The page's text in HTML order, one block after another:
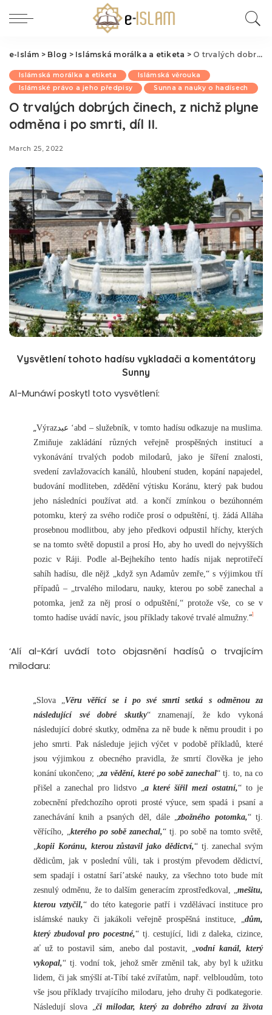
e-Islám > Blog > Islámská morálka a etiketa > O trvalých dobrých činech, z nichž plyne odměna i po smrti, díl II.
Islámská morálka a etiketa
Islámská věrouka
Islámské právo a jeho předpisy
Sunna a nauky o hadísech
O trvalých dobrých činech, z nichž plyne
odměna i po smrti, díl II.
March 25, 2022
Vysvětlení tohoto hadísu vykladači a komentátory
Sunny
Al-Munáwí poskytl toto vysvětlení:
„Výrazعبد ‘abd – služebník, v tomto hadísu odkazuje na muslima.
Zmiňuje zakládání různých veřejně prospěšných institucí a
vykonávání trvalých podob milodarů, jako je šíření znalosti,
svedení zavlažovacích kanálů, hloubení studen, kopání napajedel,
budování modliteben, zdědění výtisku Koránu, který pak budou
jeho následníci používat atd. a končí zmínkou o bezúhonném
potomku, který za svého rodiče prosí o odpuštění, tj. žádá Alláha
prosebnou modlitbou, aby jeho předkovi odpustil hříchy, kterých
se na tomto světě dopustil a prosí Ho, aby ho uvedl do nejvyšších
pozic v Ráji. Podle al-Bejhekího tento hadís nijak neprotiřečí
sahíh hadísu, dle nějž „když syn Adamův zemře,“ s výjimkou tří
případů – „trvalého milodaru, nauky, kterou po sobě zanechal a
potomka, jenž za něj prosí o odpuštění,“ protože vše, co se v
tomto hadíse uvádí navíc, jsou příklady takové trvalé almužny.“1
‘Alí al-Kárí uvádí toto objasnění hadísů o trvajícím
milodaru:
„Slova „ Věru věřící se i po své smrti setká s odměnou za
následující své dobré skutky“ znamenají, že kdo vykoná
následující dobré skutky, odměna za ně bude k němu proudit i po
jeho smrti. Pak následuje jejich výčet v podobě příkladů, které
jsou výjimkou z obecného pravidla, že smrtí člověka je jeho
konání ukončeno; „za vědění, které po sobě zanechal“ tj. to, na co
přišel a zanechal pro lidstvo „ a které šířil mezi ostatní,“ to je
zobecnění předchozího oproti prosté výuce, sem spadá i psaní a
zanechávání knih a psaných děl, dále „zbožného potomka,“ tj.
věřícího, „ kterého po sobě zanechal,“ tj. po sobě na tomto světě,
kopii Koránu, kterou zůstavil jako dědictví,“ tj. zanechal svým
dědicům, jak v poslední vůli, tak i prostým převodem dědictví,
sem spadají i ostatní šarí’atské nauky, za všechno toto bude mít
zesnulý odměnu, že to dalším generacím zprostředkoval, „ mešitu,
kterou vztyčil,“ do této kategorie patří i vzdělávací instituce pro
islámské nauky či jakákoli veřejně prospěšná instituce, „ dům,
který zbudoval pro pocestné,“ tj. cestující, lidi z daleka, cizince,
ať už to postavil sám, anebo dal postavit, „ vodní kanál, který
vykopal,“ tj. vodní tok, jehož směr změnil tak, aby byl k užitku
lidem, či jak smýšlí at-Tíbí také zvířatům, např. velbloudům, toto
vše jsou příklady trvajícího milodaru, jeho druhy či podkategorie.
Následují slova „ či milodar, který za dobrého zdraví za života